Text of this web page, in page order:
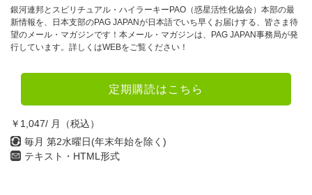
銀河連邦とスピリチュアル・ハイラーキーPAO（惑星活性化協会）本部の最
新情報を、日本支部のPAG JAPANが日本語でいち早くお届けする、皆さま待
望のメール・マガジンです！本メール・マガジンは、PAG JAPAN事務局が発
行しています。詳しくはWEBをご覧ください！
定期購読はこちら
￥1,047/ 月（税込）
毎月 第2水曜日(年末年始を除く)
テキスト・HTML形式
7月 8月 9月
10月 11月 12月
2月
4月
7月 8月